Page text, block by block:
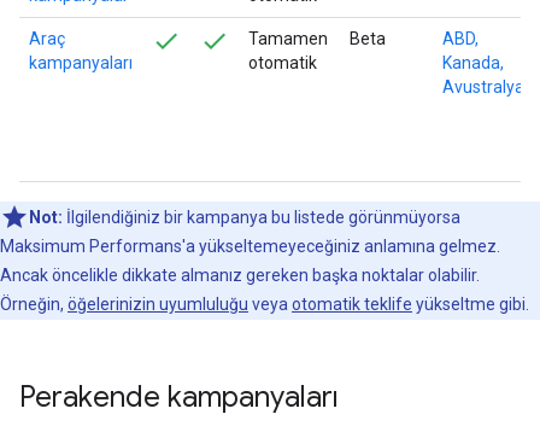
Araç
kampanyaları
Tamamen
otomatik
Beta
ABD,
Kanada,
Avustralya
Not: İlgilendiğiniz bir kampanya bu listede görünmüyorsa
Maksimum Performans'a yükseltemeyeceğiniz anlamına gelmez.
Ancak öncelikle dikkate almanız gereken başka noktalar olabilir.
Örneğin, öğelerinizin uyumluluğu veya otomatik teklife yükseltme gibi.
Perakende kampanyaları